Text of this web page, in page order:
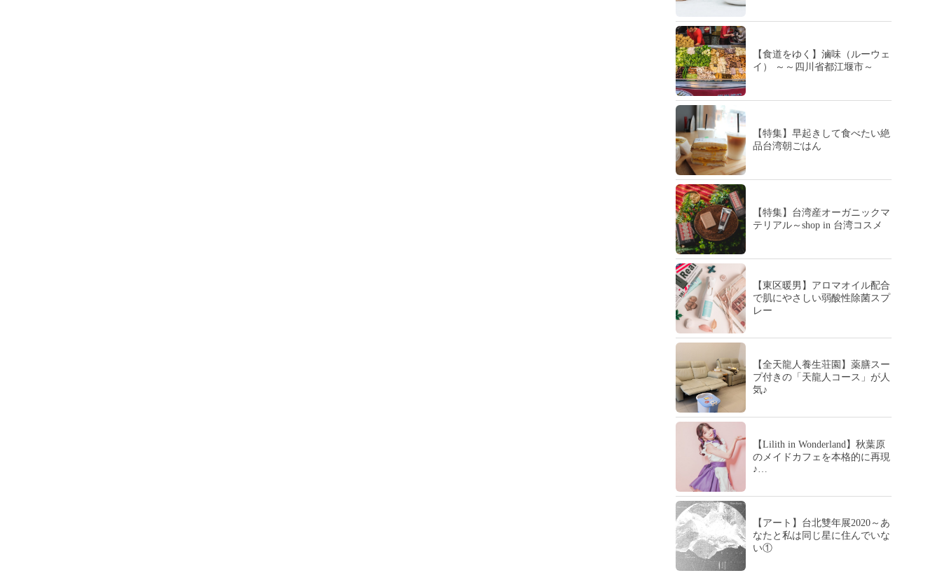
【食道をゆく】滷味（ルーウェ
イ） ～～四川省都江堰市～
【特集】早起きして食べたい絶
品台湾朝ごはん
【特集】台湾産オーガニックマ
テリアル～shop in 台湾コスメ
【東区暖男】アロマオイル配合
で肌にやさしい弱酸性除菌スプ
レー
【全天龍人養生荘園】薬膳スー
プ付きの「天龍人コース」が人
気♪
【Lilith in Wonderland】秋葉原
のメイドカフェを本格的に再現
♪…
【アート】台北雙年展2020～あ
なたと私は同じ星に住んでいな
い①